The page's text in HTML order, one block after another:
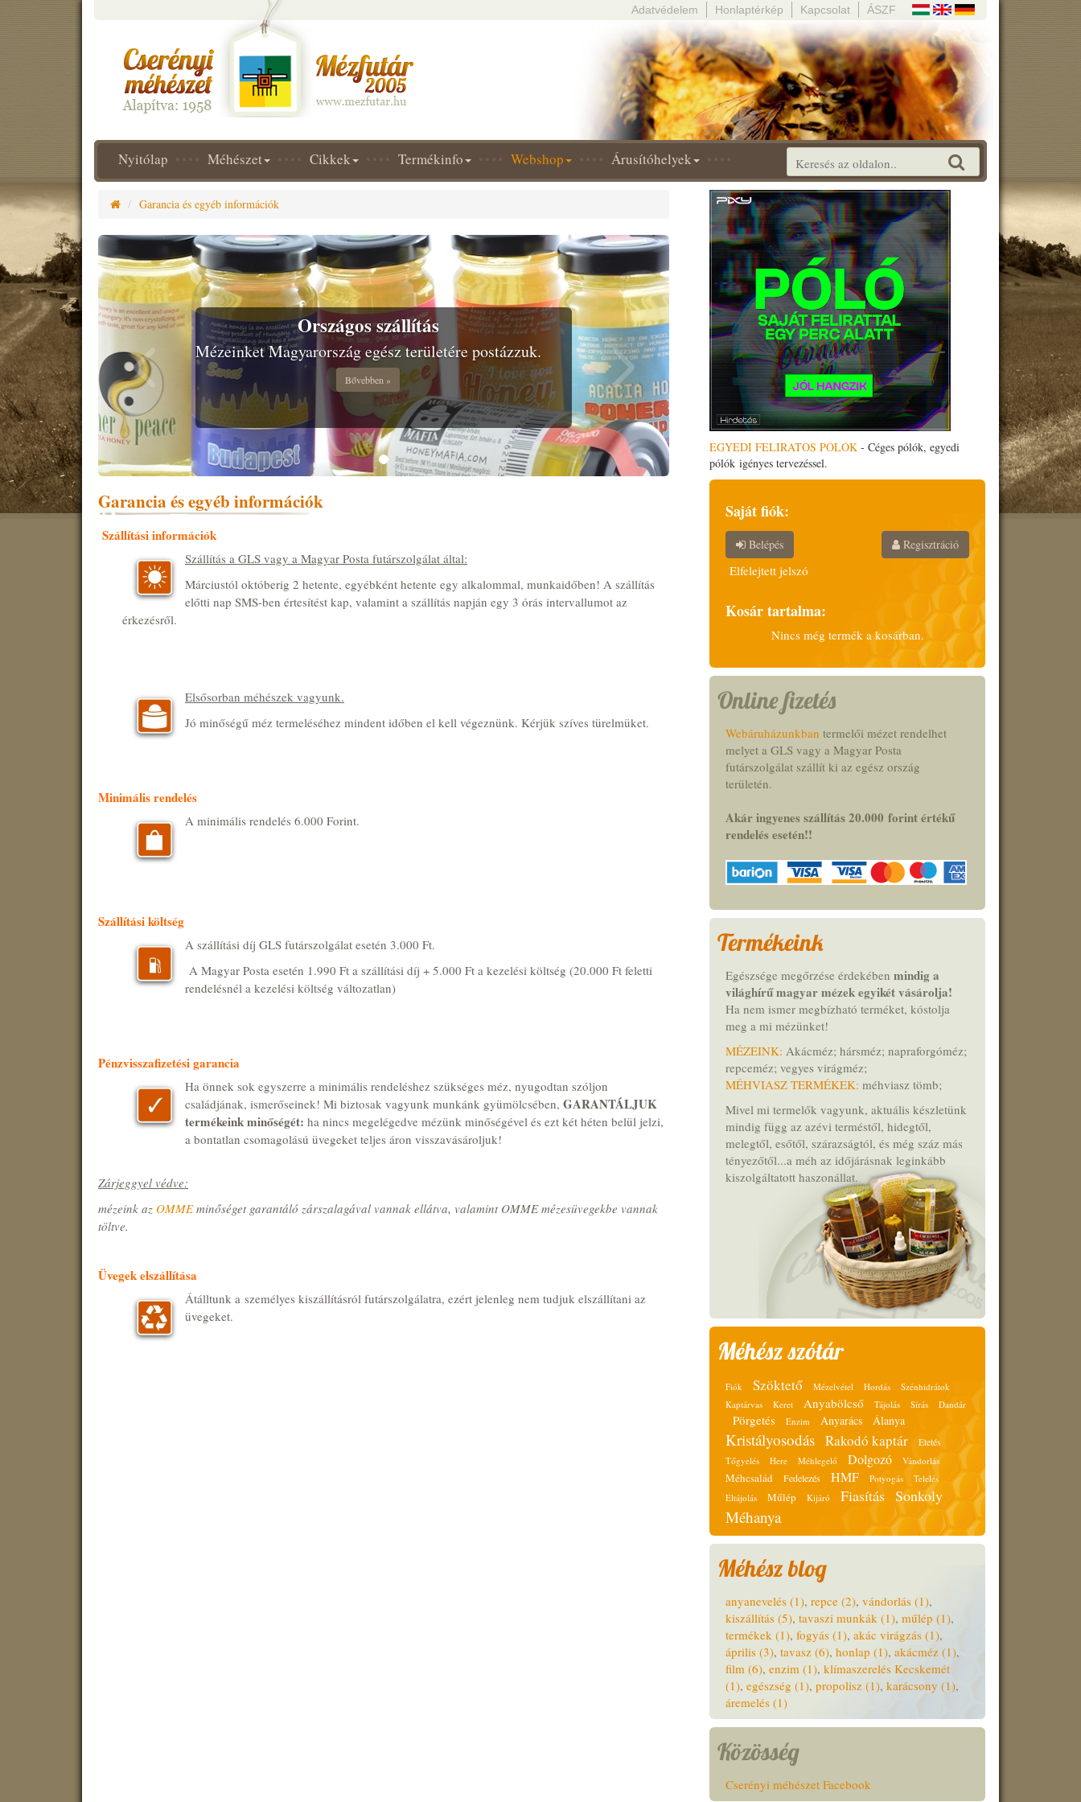
Adatvédelem Honlaptérkép Kapcsolat ÁSZF
Nyitólap Méhészet Cikkek Termékinfo Webshop Árusítóhelyek
Garancia és egyéb információk
Országos szállítás
Mézeinket Magyarország egész területére postázzuk.
Bővebben »
Previous Next
Garancia és egyéb információk
Szállítási információk
Szállítás a GLS vagy a Magyar Posta futárszolgálat által:
Márciustól októberig 2 hetente, egyébként hetente egy alkalommal, munkaidőben! A szállítás
előtti nap SMS-ben értesítést kap, valamint a szállítás napján egy 3 órás intervallumot az
érkezésről.
Elsősorban méhészek vagyunk.
Jó minőségű méz termeléséhez mindent időben el kell végeznünk. Kérjük szíves türelmüket.
Minimális rendelés
A minimális rendelés 6.000 Forint.
Szállítási költség
A szállítási díj GLS futárszolgálat esetén 3.000 Ft.
A Magyar Posta esetén 1.990 Ft a szállítási díj + 5.000 Ft a kezelési költség (20.000 Ft feletti
rendelésnél a kezelési költség változatlan)
Pénzvisszafizetési garancia
Ha önnek sok egyszerre a minimális rendeléshez szükséges méz, nyugodtan szóljon
családjának, ismerőseinek! Mi biztosak vagyunk munkánk gyümölcsében, GARANTÁLJUK
termékeink minőségét: ha nincs megelégedve mézünk minőségével és ezt két héten belül jelzi,
a bontatlan csomagolású üvegeket teljes áron visszavásároljuk!
Zárjeggyel védve:
mézeink az OMMEminőséget garantáló zárszalagával vannak ellátva, valamint OMME mézesüvegekbe vannak
töltve.
Üvegek elszállítása
Átálltunk a személyes kiszállításról futárszolgálatra, ezért jelenleg nem tudjuk elszállítani az
üvegeket.
EGYEDI FELIRATOS PÓLÓK - Céges pólók, egyedi
pólók igényes tervezéssel.
Saját fiók:
Belépés Regisztráció
Elfelejtett jelszó
Kosár tartalma:
Nincs még termék a kosárban.
Online fizetés
Webáruházunkban termelői mézet rendelhet
melyet a GLS vagy a Magyar Posta
futárszolgálat szállít ki az egész ország
területén.
Akár ingyenes szállítás 20.000 forintértékű
rendelés esetén!!
Termékeink
Egészsége megőrzése érdekében mindig a
világhírű magyar mézek egyikét vásárolja!
Ha nem ismer megbízható terméket, kóstolja
meg a mi mézünket!
MÉZEINK: Akácméz; hársméz; napraforgóméz;
repceméz; vegyes virágméz;
MÉHVIASZ TERMÉKEK: méhviasz tömb;
Mivel mi termelők vagyunk, aktuális készletünk
mindig függ az azévi terméstől, hidegtől,
melegtől, esőtől, szárazságtól, és még száz más
tényezőtől...a méh az időjárásnak leginkább
kiszolgáltatott haszonállat.
Méhész szótár
Fiók Szöktető Mézelvétel Hordás
Szénhidrátok
Kaptárvas
Keret Anyabölcső Tájolás Sírás Dandár
Pörgetés Enzim Anyarács Álanya
Kristályosodás Rakodó kaptár Etetés
Tőgyelés Here Méhlegelő Dolgozó Vándorlás
Méhcsalád Fedelezés HMF Potyogás
Telelés
Eltájolás
Műlép Kijáró Fiasítás Sonkoly
Méhanya
Méhész blog
anyanevelés (1), repce (2), vándorlás (1),
kiszállítás (5), tavaszi munkák (1), műlép (1),
termékek (1), fogyás (1), akác virágzás (1),
április (3), tavasz (6), honlap (1), akácméz (1),
film (6), enzim (1), klímaszerelés Kecskemét
(1), egészség (1), propolisz (1), karácsony (1),
áremelés (1)
Közösség
Cserényi méhészet Facebook